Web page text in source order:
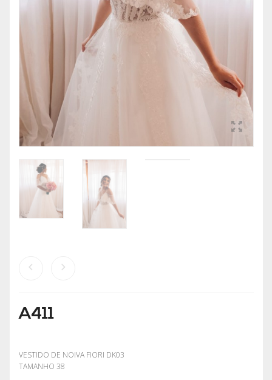
A411
VESTIDO DE NOIVA FIORI DK03
TAMANHO 38